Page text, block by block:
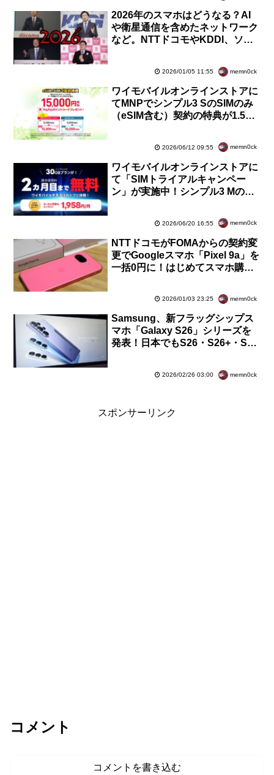
2026年のスマホはどうなる？AI
や衛星通信を含めたネットワーク
など。NTTドコモやKDDI、ソフ
2026/01/05 11:55 memn0ck
ワイモバイルオンラインストアに
てMNPでシンプル3 SのSIMのみ
（eSIM含む）契約の特典が1.5万
2026/06/12 09:55 memn0ck
ワイモバイルオンラインストアに
て「SIMトライアルキャンペー
ン」が実施中！シンプル3 Mの月
2026/06/20 16:55 memn0ck
NTTドコモがFOMAからの契約変
更でGoogleスマホ「Pixel 9a」を
一括0円に！はじめてスマホ購入
2026/01/03 23:25 memn0ck
Samsung、新フラッグシップス
マホ「Galaxy S26」シリーズを
発表！日本でもS26・S26+・S26
2026/02/26 03:00 memn0ck
スポンサーリンク
コメント
コメントを書き込む